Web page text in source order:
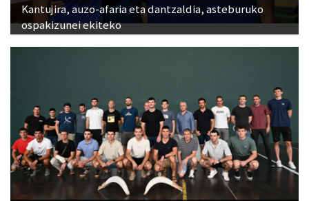
Kantujira, auzo-afaria eta dantzaldia, asteburuko
ospakizunei ekiteko